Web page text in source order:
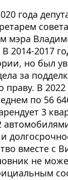
года
мэра
2014-2017
но был
за
праву. В 2022
по 56
3
вместе с
не